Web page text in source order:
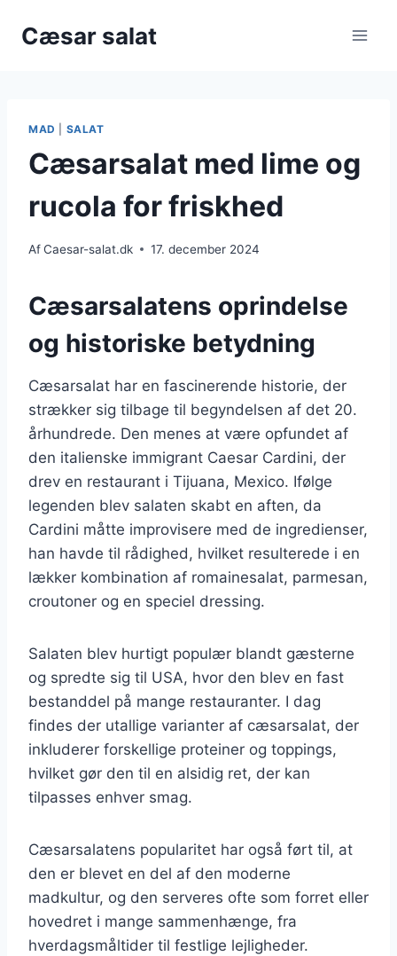
Cæsar salat
MAD SALAT
Cæsarsalat med lime og
rucola for friskhed
AfCaesar-salat.dk 17. december 2024
Cæsarsalatens oprindelse
og historiske betydning
Cæsarsalat har en fascinerende historie, der
strækker sig tilbage til begyndelsen af det 20.
århundrede. Den menes at være opfundet af
den italienske immigrant Caesar Cardini, der
drev en restaurant i Tijuana, Mexico. Ifølge
legenden blev salaten skabt en aften, da
Cardini måtte improvisere med de ingredienser,
han havde til rådighed, hvilket resulterede i en
lækker kombination af romainesalat, parmesan,
croutoner og en speciel dressing.
Salaten blev hurtigt populær blandt gæsterne
og spredte sig til USA, hvor den blev en fast
bestanddel på mange restauranter. I dag
findes der utallige varianter af cæsarsalat, der
inkluderer forskellige proteiner og toppings,
hvilket gør den til en alsidig ret, der kan
tilpasses enhver smag.
Cæsarsalatens popularitet har også ført til, at
den er blevet en del af den moderne
madkultur, og den serveres ofte som forret eller
hovedret i mange sammenhænge, fra
hverdagsmåltider til festlige lejligheder.